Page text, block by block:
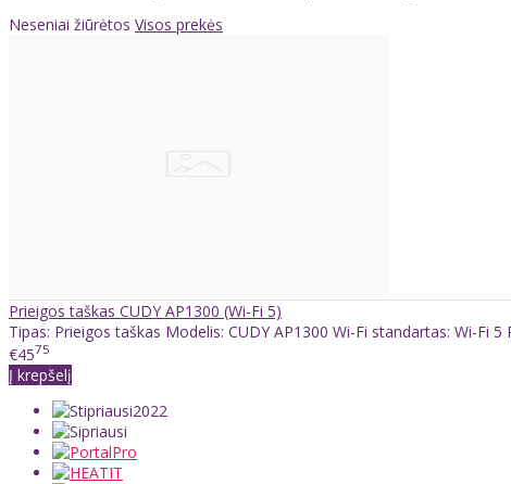
Neseniai žiūrėtos Visos prekės
Prieigos taškas CUDY AP1300 (Wi-Fi 5)
Tipas: Prieigos taškas Modelis: CUDY AP1300 Wi-Fi standartas: Wi-Fi 5
€4575
Į krepšelį